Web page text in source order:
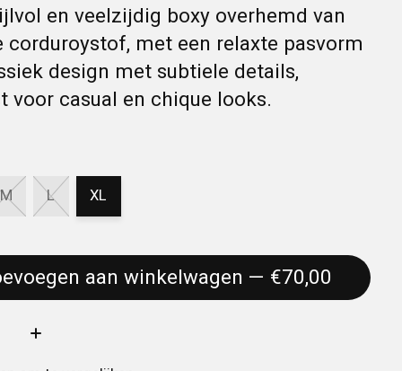
en veelzijdig boxy overhemd van
corduroystof, met een relaxte pasvorm
design met subtiele details,
voor casual en chique looks.
M L XL
Toevoegen aan winkelwagen — €70,00